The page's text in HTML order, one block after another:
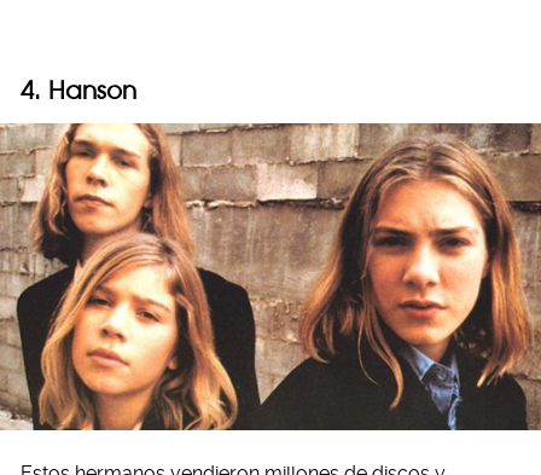
4. Hanson